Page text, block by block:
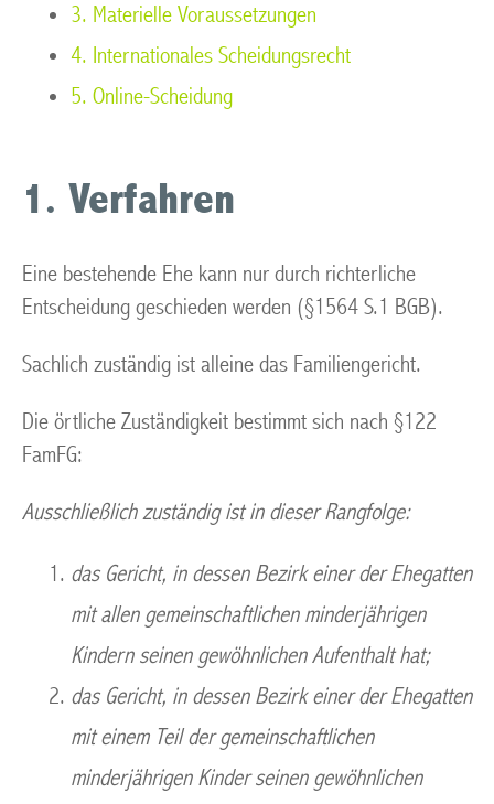
3. Materielle Voraussetzungen
4. Internationales Scheidungsrecht
5. Online-Scheidung
1. Verfahren
Eine bestehende Ehe kann nur durch richterliche
Entscheidung geschieden werden (§1564 S.1 BGB).
Sachlich zuständig ist alleine das Familiengericht.
Die örtliche Zuständigkeit bestimmt sich nach §122
FamFG:
Ausschließlich zuständig ist in dieser Rangfolge:
das Gericht, in dessen Bezirk einer der Ehegatten
mit allen gemeinschaftlichen minderjährigen
Kindern seinen gewöhnlichen Aufenthalt hat;
das Gericht, in dessen Bezirk einer der Ehegatten
mit einem Teil der gemeinschaftlichen
minderjährigen Kinder seinen gewöhnlichen